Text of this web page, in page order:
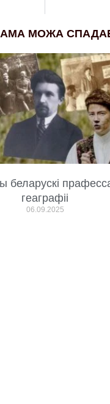
МОЖА
беларускі
геаграфіі
06.09.2025